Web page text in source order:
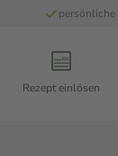
persönliche
Rezept einlösen